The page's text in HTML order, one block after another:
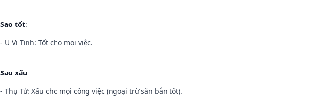
Sao tốt:
- U Vi Tinh: Tốt cho mọi việc.
Sao xấu:
- Thụ Tử: Xấu cho mọi công việc (ngoại trừ săn bắn tốt).